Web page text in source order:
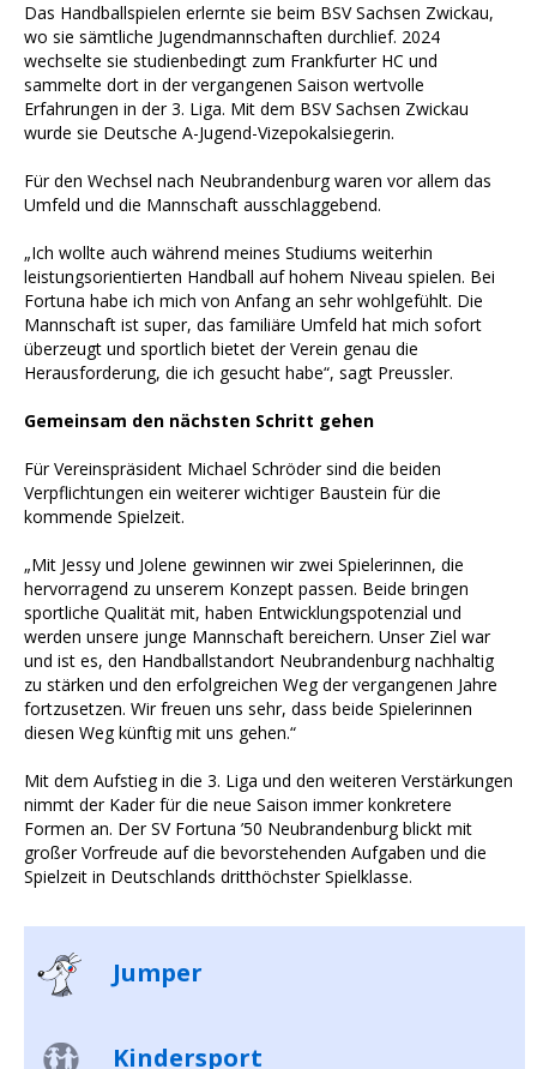
Das Handballspielen erlernte sie beim BSV Sachsen Zwickau,
wo sie sämtliche Jugendmannschaften durchlief. 2024
wechselte sie studienbedingt zum Frankfurter HC und
sammelte dort in der vergangenen Saison wertvolle
Erfahrungen in der 3. Liga. Mit dem BSV Sachsen Zwickau
wurde sie Deutsche A-Jugend-Vizepokalsiegerin.
Für den Wechsel nach Neubrandenburg waren vor allem das
Umfeld und die Mannschaft ausschlaggebend.
„Ich wollte auch während meines Studiums weiterhin
leistungsorientierten Handball auf hohem Niveau spielen. Bei
Fortuna habe ich mich von Anfang an sehr wohlgefühlt. Die
Mannschaft ist super, das familiäre Umfeld hat mich sofort
überzeugt und sportlich bietet der Verein genau die
Herausforderung, die ich gesucht habe“, sagt Preussler.
Gemeinsam den nächsten Schritt gehen
Für Vereinspräsident Michael Schröder sind die beiden
Verpflichtungen ein weiterer wichtiger Baustein für die
kommende Spielzeit.
„Mit Jessy und Jolene gewinnen wir zwei Spielerinnen, die
hervorragend zu unserem Konzept passen. Beide bringen
sportliche Qualität mit, haben Entwicklungspotenzial und
werden unsere junge Mannschaft bereichern. Unser Ziel war
und ist es, den Handballstandort Neubrandenburg nachhaltig
zu stärken und den erfolgreichen Weg der vergangenen Jahre
fortzusetzen. Wir freuen uns sehr, dass beide Spielerinnen
diesen Weg künftig mit uns gehen.“
Mit dem Aufstieg in die 3. Liga und den weiteren Verstärkungen
nimmt der Kader für die neue Saison immer konkretere
Formen an. Der SV Fortuna ’50 Neubrandenburg blickt mit
großer Vorfreude auf die bevorstehenden Aufgaben und die
Spielzeit in Deutschlands dritthöchster Spielklasse.
Jumper
Kindersport